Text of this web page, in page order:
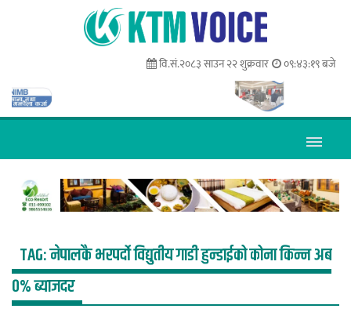
वि.सं.२०८३ साउन २२ शुक्रवार ०९:४३:१९ बजे
TAG:नेपालकै भरपर्दो विद्युतीय गाडी हुन्डाईको कोना किन्न अब
०% ब्याजदर